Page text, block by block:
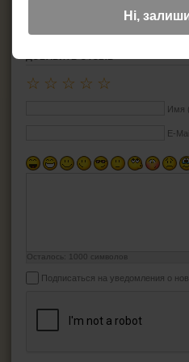
☆
☆
☆
☆
☆
Имя
E-Mail
Осталось: 1000 символов
Подписаться на уведомления о
Ні,